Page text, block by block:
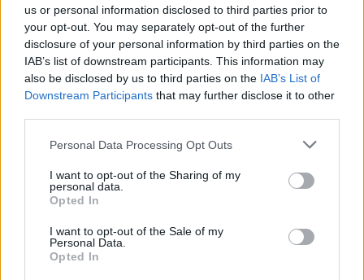
us or personal information disclosed to third parties prior to
your opt-out. You may separately opt-out of the further
disclosure of your personal information by third parties on the
IAB’s list of downstream participants. This information may
also be disclosed by us to third parties on the IAB’s List of
Downstream Participants that may further disclose it to other
Please note that this website/app uses one or more Google
not limited to your visit or usage behaviour. You may click to
grant or deny consent to Google and its third-party tags to
use your data for below specified purposes in below Google
consent section.
Personal Data Processing Opt Outs
I want to opt-out of the Sharing of my
personal data.
Opted In
I want to opt-out of the Sale of my
Personal Data.
Opted In